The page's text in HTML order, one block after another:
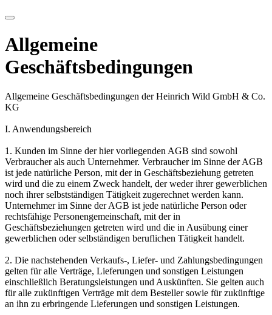
Allgemeine
Geschäftsbedingungen
Allgemeine Geschäftsbedingungen der Heinrich Wild GmbH & Co.
KG
I. Anwendungsbereich
1. Kunden im Sinne der hier vorliegenden AGB sind sowohl
Verbraucher als auch Unternehmer. Verbraucher im Sinne der AGB
ist jede natürliche Person, mit der in Geschäftsbeziehung getreten
wird und die zu einem Zweck handelt, der weder ihrer gewerblichen
noch ihrer selbstständigen Tätigkeit zugerechnet werden kann.
Unternehmer im Sinne der AGB ist jede natürliche Person oder
rechtsfähige Personengemeinschaft, mit der in
Geschäftsbeziehungen getreten wird und die in Ausübung einer
gewerblichen oder selbständigen beruflichen Tätigkeit handelt.
2. Die nachstehenden Verkaufs-, Liefer- und Zahlungsbedingungen
gelten für alle Verträge, Lieferungen und sonstigen Leistungen
einschließlich Beratungsleistungen und Auskünften. Sie gelten auch
für alle zukünftigen Verträge mit dem Besteller sowie für zukünftige
an ihn zu erbringende Lieferungen und sonstigen Leistungen.